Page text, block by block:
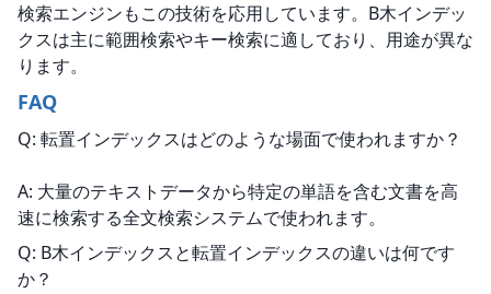
検索エンジンもこの技術を応用しています。B木インデッ
クスは主に範囲検索やキー検索に適しており、用途が異な
ります。
FAQ
Q: 転置インデックスはどのような場面で使われますか？
A: 大量のテキストデータから特定の単語を含む文書を高
速に検索する全文検索システムで使われます。
Q: B木インデックスと転置インデックスの違いは何です
か？